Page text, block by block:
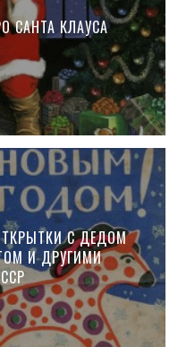
САНТА КЛАУСА
С ДЕДОМ
И ДРУГИМИ